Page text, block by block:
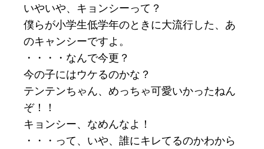
いやいや、キョンシーって？
僕らが小学生低学年のときに大流行した、あ
のキャンシーですよ。
・・・・なんで今更？
今の子にはウケるのかな？
テンテンちゃん、めっちゃ可愛いかったねん
ぞ！！
キョンシー、なめんなよ！
・・・って、いや、誰にキレてるのかわから